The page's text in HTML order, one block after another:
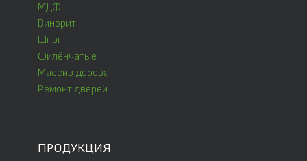
МДФ
Винорит
Шпон
Филёнчатые
Массив дерева
Ремонт дверей
ПРОДУКЦИЯ